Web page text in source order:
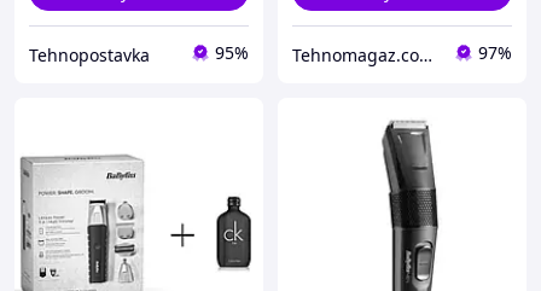
Tehnopostavka 95% Tehnomagaz.com.ua - это передовой интернет-магазин, специализирующийся на продаже техники 97%